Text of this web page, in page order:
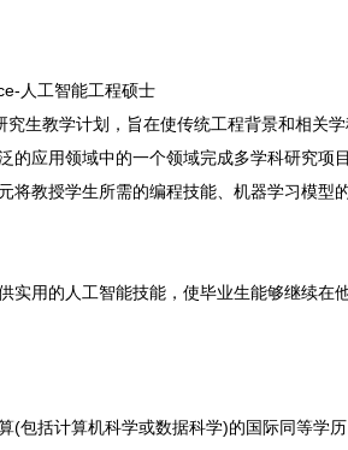
人工智能工程硕士
生教学计划，旨在使传统工程背景和相关
的应用领域中的一个领域完成多学科研究项
将教授学生所需的编程技能、机器学习模型
实用的人工智能技能，使毕业生能够继续在
(包括计算机科学或数据科学)的国际同等学历